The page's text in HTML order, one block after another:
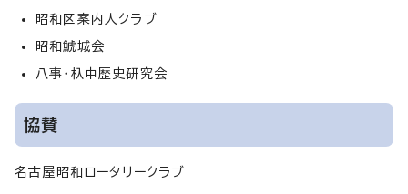
昭和区案内人クラブ
昭和鯱城会
八事・杁中歴史研究会
協賛
名古屋昭和ロータリークラブ